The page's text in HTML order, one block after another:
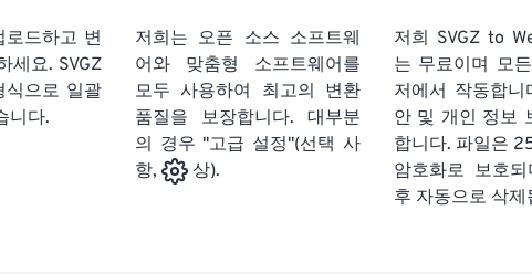
로드하고 변
세요. SVGZ
으로 일괄
니다.
저희는 오픈 소스 소프트웨
어와 맞춤형 소프트웨어를
모두 사용하여 최고의 변환
품질을 보장합니다. 대부분
의 경우 "고급 설정"(선택 사
항,
상).
저희 SVGZ to
는 무료이며 모
저에서 작동합
안 및 개인 정보
합니다. 파일은
암호화로 보호
후 자동으로 삭제